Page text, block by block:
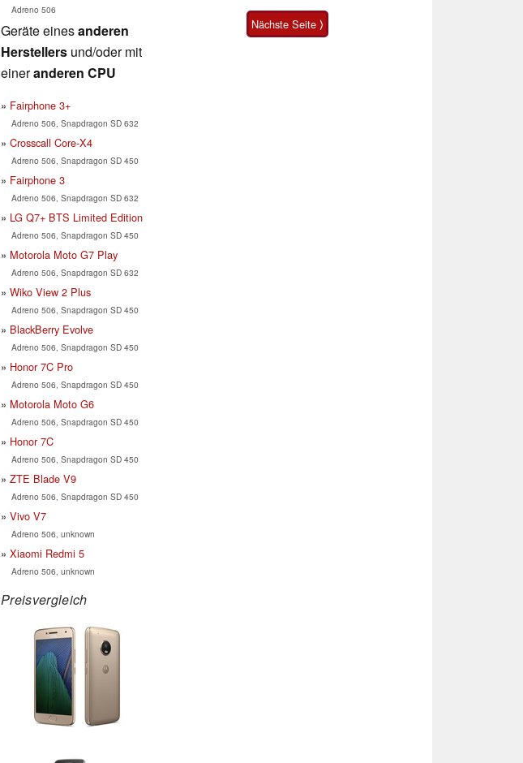
Adreno 506
Geräte einesanderen
Herstellers und/oder mit
eineranderen CPU
Fairphone 3+
Adreno 506, Snapdragon SD 632
Crosscall Core-X4
Adreno 506, Snapdragon SD 450
Fairphone 3
Adreno 506, Snapdragon SD 632
LG Q7+ BTS Limited Edition
Adreno 506, Snapdragon SD 450
Motorola Moto G7 Play
Adreno 506, Snapdragon SD 632
Wiko View 2 Plus
Adreno 506, Snapdragon SD 450
BlackBerry Evolve
Adreno 506, Snapdragon SD 450
Honor 7C Pro
Adreno 506, Snapdragon SD 450
Motorola Moto G6
Adreno 506, Snapdragon SD 450
Honor 7C
Adreno 506, Snapdragon SD 450
ZTE Blade V9
Adreno 506, Snapdragon SD 450
Vivo V7
Adreno 506, unknown
Xiaomi Redmi 5
Adreno 506, unknown
Preisvergleich
Smartphone im Test
Nächste Seite ⟩